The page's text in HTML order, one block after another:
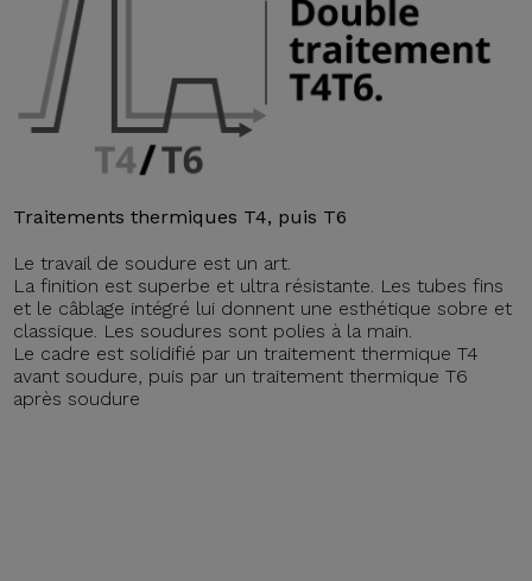
Traitements thermiques T4, puis T6
Le travail de soudure est un art.
La finition est superbe et ultra résistante. Les tubes fins
et le câblage intégré lui donnent une esthétique sobre et
classique. Les soudures sont polies à la main.
Le cadre est solidifié par un traitement thermique T4
avant soudure, puis par un traitement thermique T6
après soudure